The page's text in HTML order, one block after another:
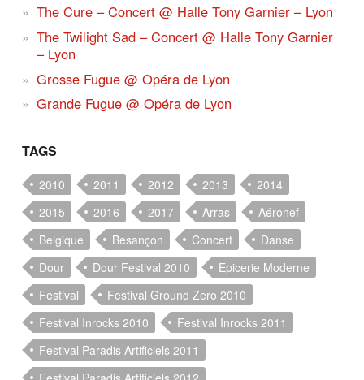
The Cure – Concert @ Halle Tony Garnier – Lyon
The Twilight Sad – Concert @ Halle Tony Garnier
– Lyon
Grosse Fugue @ Opéra de Lyon
Grande Fugue @ Opéra de Lyon
TAGS
2010 2011 2012 2013
2014
2015
2016 2017 Arras
Aéronef
Belgique
Besançon Concert
Danse
Dour
Dour Festival 2010
Epicerie Moderne
Festival
Festival Ground Zero 2010
Festival Inrocks 2010
Festival Inrocks 2011
Festival Paradis Artificiels 2011